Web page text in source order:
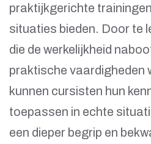
praktijkgerichte
situaties bieden. Door te
die de werkelijkheid
praktische vaardigheden
kunnen cursisten hun
toepassen in echte
een dieper begrip en